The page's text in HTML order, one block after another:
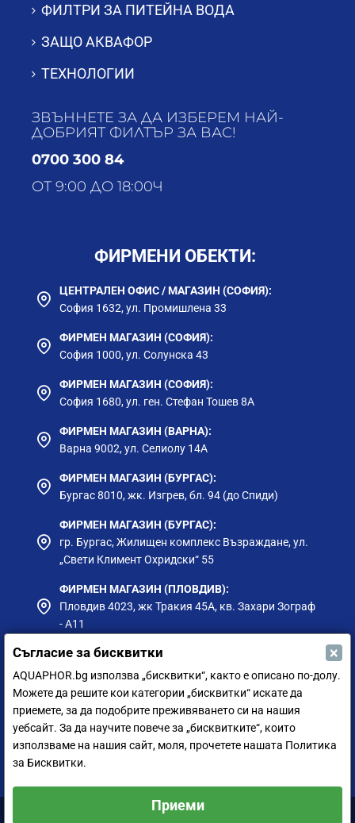
ФИЛТРИ ЗА ПИТЕЙНА ВОДА
ЗАЩО АКВАФОР
ТЕХНОЛОГИИ
ЗВЪННЕТЕ ЗА ДА ИЗБЕРЕМ НАЙ-
ДОБРИЯТ ФИЛТЪР ЗА ВАС!
0700 300 84
ОТ 9:00 ДО 18:00Ч
ФИРМЕНИ ОБЕКТИ:
ЦЕНТРАЛЕН ОФИС / МАГАЗИН (СОФИЯ):
София 1632, ул. Промишлена 33
ФИРМЕН МАГАЗИН (СОФИЯ):
София 1000, ул. Солунска 43
ФИРМЕН МАГАЗИН (СОФИЯ):
София 1680, ул. ген. Стефан Тошев 8А
ФИРМЕН МАГАЗИН (ВАРНА):
Варна 9002, ул. Селиолу 14А
ФИРМЕН МАГАЗИН (БУРГАС):
Бургас 8010, жк. Изгрев, бл. 94 (до Спиди)
ФИРМЕН МАГАЗИН (БУРГАС):
гр. Бургас, Жилищен комплекс Възраждане, ул.
„Свети Климент Охридски“ 55
ФИРМЕН МАГАЗИН (ПЛОВДИВ):
Пловдив 4023, жк Тракия 45А, кв. Захари Зограф
- А11
ФИРМЕН МАГАЗИН (РУСЕ):
гр. Русе, ул. Борисова 73, до Приста Ойл
ФИРМЕН МАГАЗИН (СИЛИСТРА):
гр. Силистра, ул. Петър Мутафчиев 75
ЦЕНТРАЛЕН СКЛАД (СОФИЯ):
София 1528, ул. Мюнхен 14
Съгласие за бисквитки ×
AQUAPHOR.bg използва „бисквитки“, както е описано по-долу.
Можете да решите кои категории „бисквитки“ искате да
приемете, за да подобрите преживяването си на нашия
уебсайт. За да научите повече за „бисквитките“, които
използваме на нашия сайт, моля, прочетете нашата Политика
за Бисквитки.
Приеми